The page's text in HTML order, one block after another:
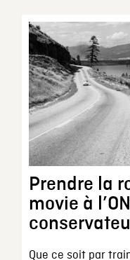
Prendre la
movie à
Que ce soit par